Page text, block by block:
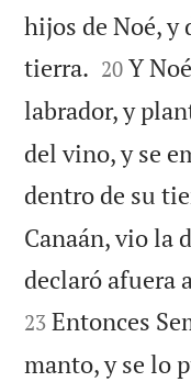
hijos de Noé, y
tierra. 

20 Y
labrador, y
del vino, y se
dentro de su
Canaán, vio la
declaró afuera
23 Entonces
manto, y se lo